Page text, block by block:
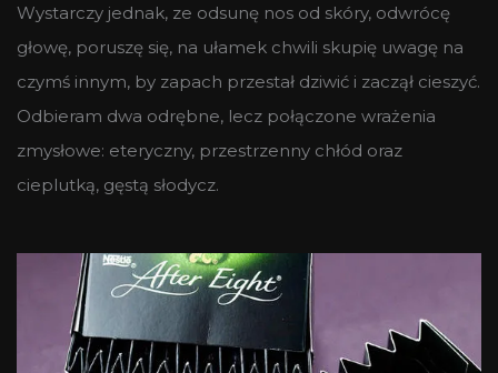
Wystarczy jednak, ze odsunę nos od skóry, odwrócę
głowę, poruszę się, na ułamek chwili skupię uwagę na
czymś innym, by zapach przestał dziwić i zaczął cieszyć.
Odbieram dwa odrębne, lecz połączone wrażenia
zmysłowe: eteryczny, przestrzenny chłód oraz
cieplutką, gęstą słodycz.